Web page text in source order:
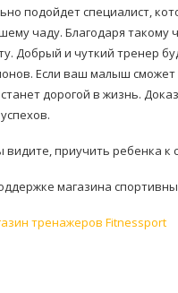
подойдет специалист,
чаду. Благодаря такому
Добрый и чуткий тренер
Если ваш малыш сможет
дорогой в жизнь.
видите, приучить ребенка к
магазина